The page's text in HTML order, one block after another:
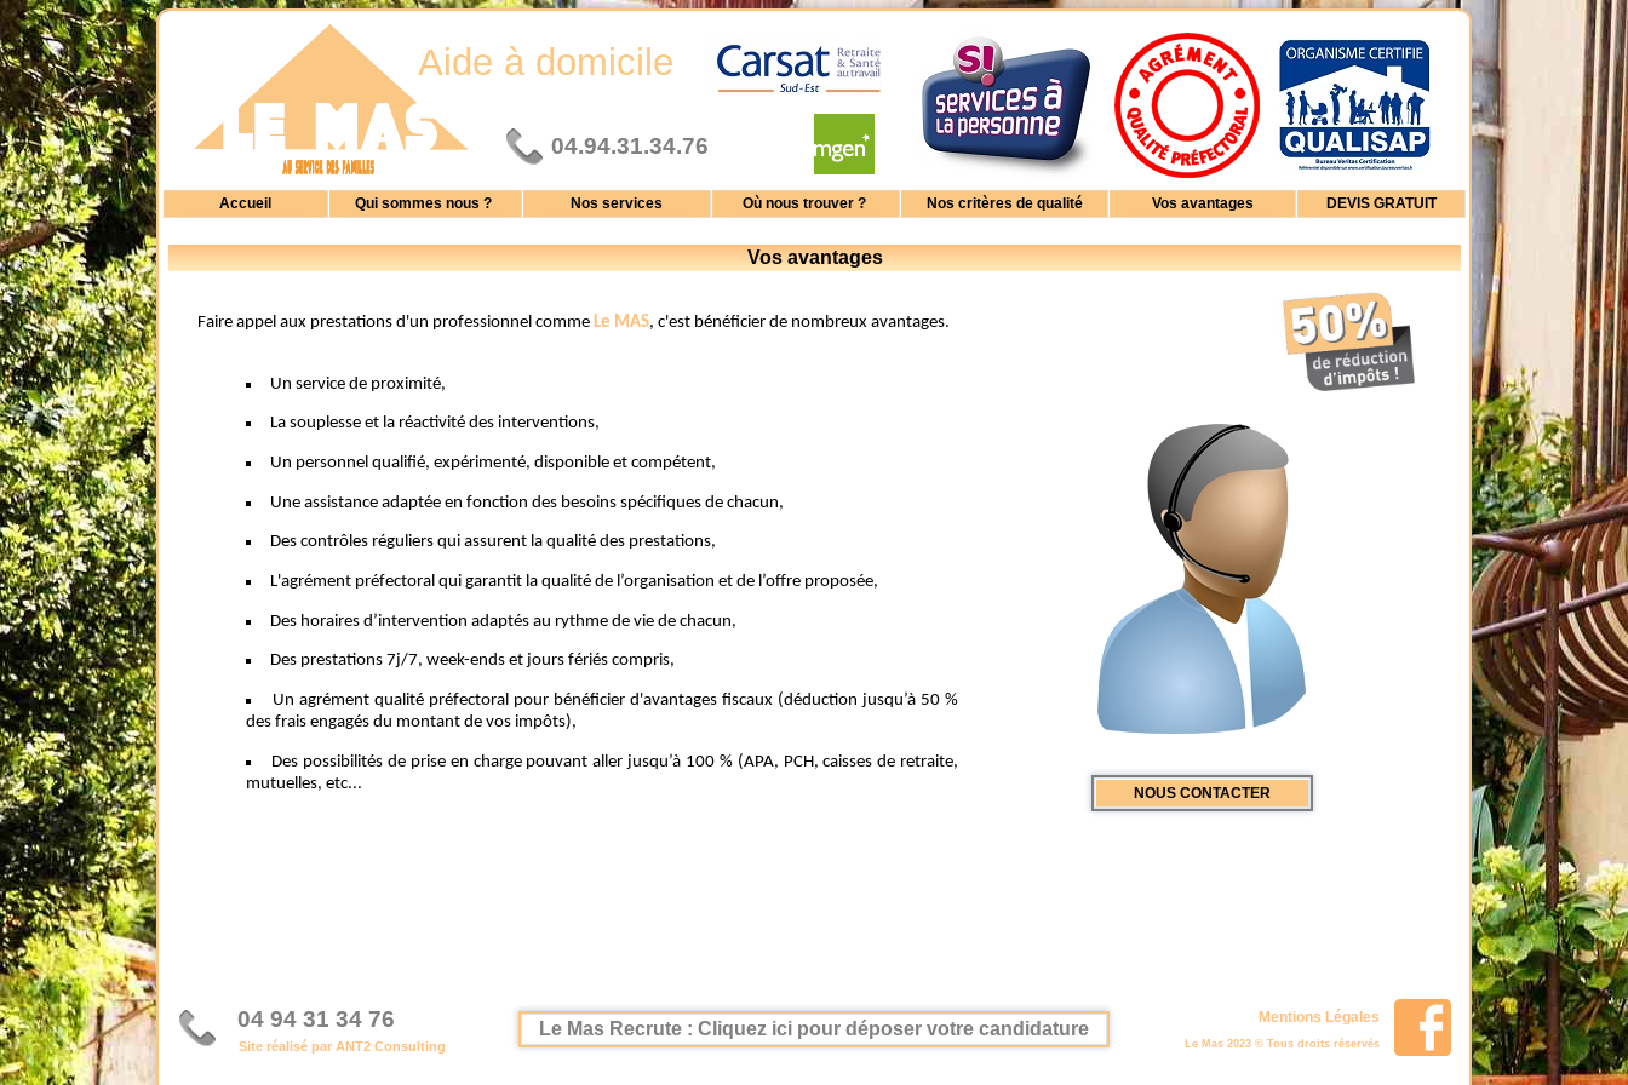
04.94.31.34.76
Aide à domicile
Faire appel aux prestations d'un professionnel comme Le MAS, c'est bénéficier de nombreux avantages.
Un service de proximité,
La souplesse et la réactivité des interventions,
Un personnel qualifié, expérimenté, disponible et compétent,
Une assistance adaptée en fonction des besoins spécifiques de chacun,
Des contrôles réguliers qui assurent la qualité des prestations,
L'agrément préfectoral qui garantit la qualité de l’organisation et de l’offre proposée,
Des horaires d’intervention adaptés au rythme de vie de chacun,
Des prestations 7j/7, week-ends et jours fériés compris,
Un agrément qualité préfectoral pour bénéficier d'avantages fiscaux (déduction jusqu’à 50 %
des frais engagés du montant de vos impôts),
Des possibilités de prise en charge pouvant aller jusqu’à 100 % (APA, PCH, caisses de retraite,
mutuelles, etc...
NOUS CONTACTER
Accueil Qui sommes nous ? Nos services Où nous trouver ? Nos critères de qualité Vos avantages DEVIS GRATUIT
Vos avantages
04 94 31 34 76
Site réalisé par ANT2 Consulting
Le Mas Recrute : Cliquez ici pour déposer votre candidature
Mentions Légales
Le Mas 2023 © Tous droits réservés